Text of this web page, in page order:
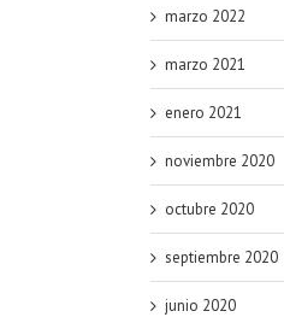
marzo 2022
marzo 2021
enero 2021
noviembre 2020
octubre 2020
septiembre 2020
junio 2020